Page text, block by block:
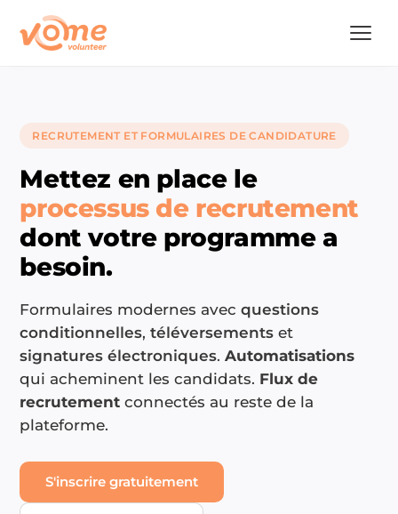
RECRUTEMENT ET FORMULAIRES DE CANDIDATURE
Mettez en place le
processus de recrutement
dont votre programme a
besoin.
Formulaires modernes avecquestions
conditionnelles,téléversements et
signatures électroniques.Automatisations
qui acheminent les candidats. Flux de
recrutement connectés au reste de la
plateforme.
S'inscrire gratuitement